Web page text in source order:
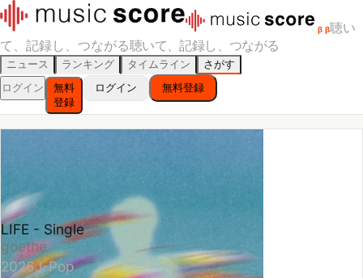
β β聴い
て、記録し、つながる聴いて、記録し、つながる
ニュース ランキング タイムライン
さがす
ログイン
無料
登録
ログイン 無料登録
LIFE - Single
goethe
2026J-Pop
★
★★
★★
★★
★★
★5.00（1人が評価）